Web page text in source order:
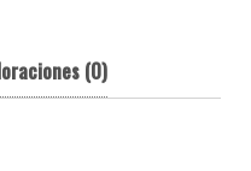
(0)